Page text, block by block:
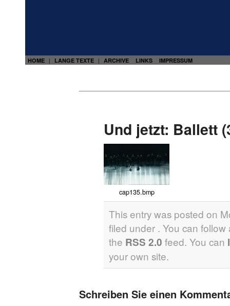
HOME | LANGE TEXTE | ARCHIVE LINKS IMPRESSUM
Und jetzt: Ballett
cap135.bmp
This entry was posted on
filed under . You can
the RSS 2.0 feed. You can
your own site.
Schreiben Sie einen